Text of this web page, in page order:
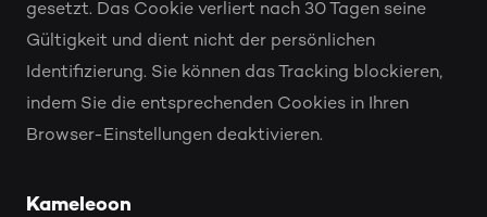
gesetzt. Das Cookie verliert nach 30 Tagen seine
Gültigkeit und dient nicht der persönlichen
Identifizierung. Sie können das Tracking blockieren,
indem Sie die entsprechenden Cookies in Ihren
Browser-Einstellungen deaktivieren.
Kameleoon